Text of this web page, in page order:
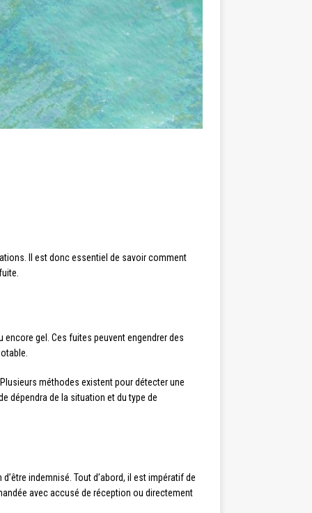
Il est donc essentiel de savoir comment
gel. Ces fuites peuvent engendrer des
méthodes existent pour détecter une
dépendra de la situation et du type de
indemnisé. Tout d’abord, il est impératif de
avec accusé de réception ou directement